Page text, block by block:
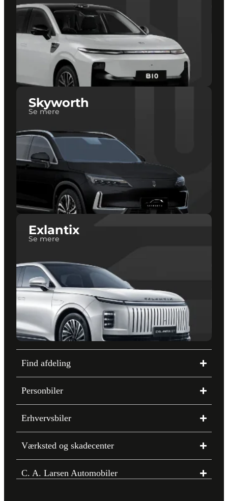
Skyworth
Se mere
Exlantix
Se mere
Find afdeling
Personbiler
Erhvervsbiler
Værksted og skadecenter
C. A. Larsen Automobiler